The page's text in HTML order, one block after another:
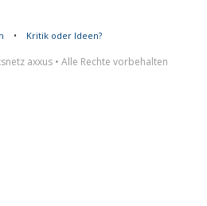
• Kritik oder Ideen?
axxus • Alle Rechte vorbehalten